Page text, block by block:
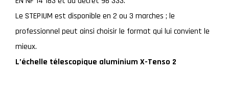
Le STEPIUM est disponible en 2 ou 3 marches ; le
professionnel peut ainsi choisir le format qui lui convient le
mieux.
L’échelle télescopique aluminium X-Tenso 2